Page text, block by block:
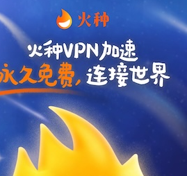
支持 [0] 反对[0]
支持[0] 反对